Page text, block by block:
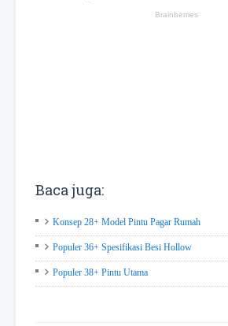
Baca juga:
Konsep 28+ Model Pintu Pagar Rumah
Populer 36+ Spesifikasi Besi Hollow
Populer 38+ Pintu Utama